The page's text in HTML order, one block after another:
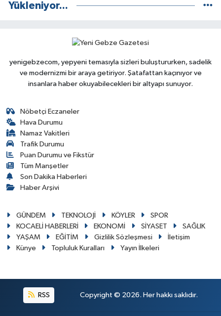
Yükleniyor...
yenigebzecom, yepyeni temasıyla sizleri buluştururken, sadelik
ve modernizmi bir araya getiriyor. Şatafattan kaçınıyor ve
insanlara haber okuyabilecekleri bir altyapı sunuyor.
Nöbetçi Eczaneler
Hava Durumu
Namaz Vakitleri
Trafik Durumu
Puan Durumu ve Fikstür
Tüm Manşetler
Son Dakika Haberleri
Haber Arşivi
GÜNDEM TEKNOLOJİ KÖYLER
SPOR
KOCAELİ HABERLERİ
EKONOMİ SİYASET
SAĞLIK
YAŞAM
EĞİTİM Gizlilik Sözleşmesi
İletişim
Künye
Topluluk Kuralları Yayın İlkeleri
RSS Copyright © 2026. Her hakkı saklıdır.